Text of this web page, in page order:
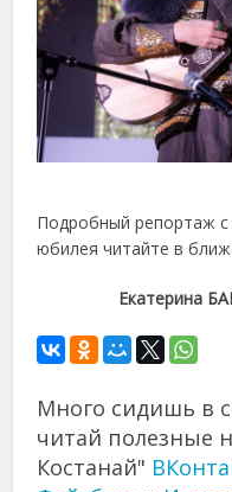
Подробный репортаж с
юбилея читайте в
Екатерина
Много сидишь в
читай полезные
Костанай"